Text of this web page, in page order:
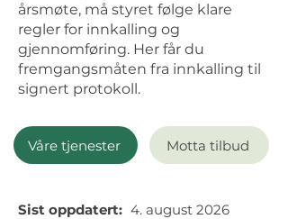
årsmøte, må styret følge klare
regler for innkalling og
gjennomføring. Her får du
fremgangsmåten fra innkalling til
signert protokoll.
Våre tjenester Motta tilbud
Sist oppdatert: 4. august 2026